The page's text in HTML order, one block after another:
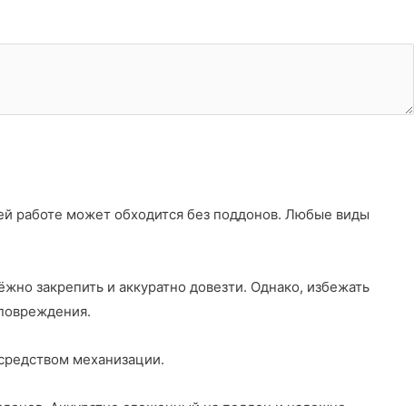
работе может обходится без поддонов. Любые виды
закрепить и аккуратно довезти. Однако, избежать
механизации.